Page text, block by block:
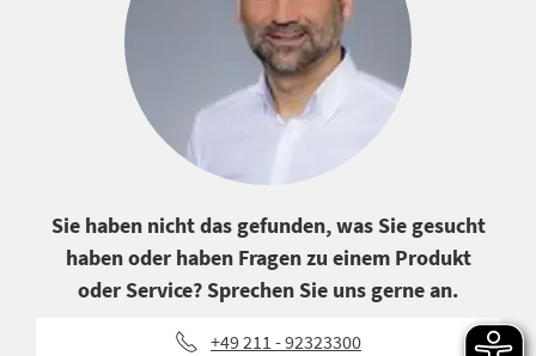
Sie haben nicht das gefunden, was Sie gesucht
haben oder haben Fragen zu einem Produkt
oder Service? Sprechen Sie uns gerne an.
+49 211 - 92323300